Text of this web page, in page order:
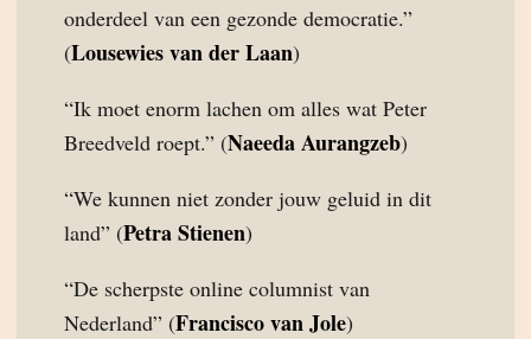
onderdeel van een gezonde democratie.”
(Lousewies van der Laan)
“Ik moet enorm lachen om alles wat Peter
Breedveld roept.” (Naeeda Aurangzeb)
“We kunnen niet zonder jouw geluid in dit
land” (Petra Stienen)
“De scherpste online columnist van
Nederland” (Francisco van Jole)